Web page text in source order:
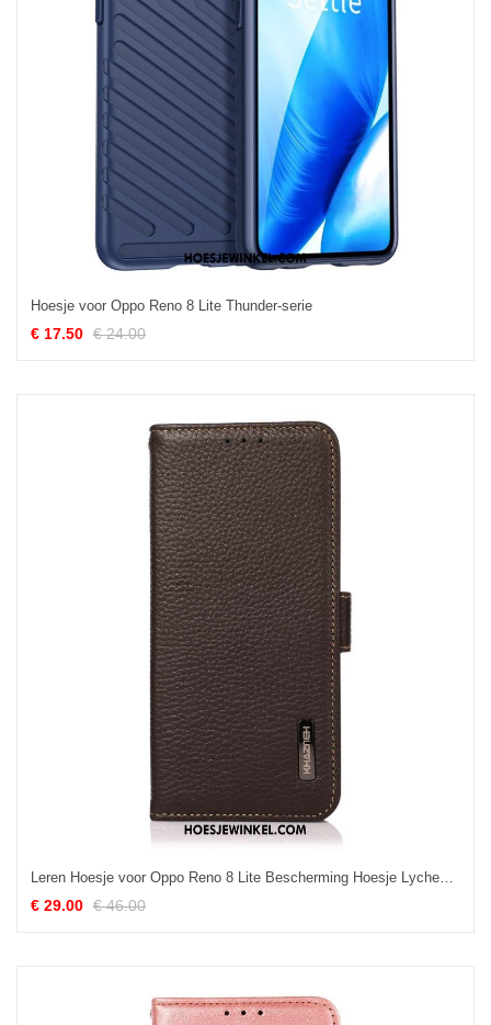
Hoesje voor Oppo Reno 8 Lite Thunder-serie
€ 17.50 € 24.00
Leren Hoesje voor Oppo Reno 8 Lite Bescherming Hoesje Lychee Lederen Khazneh Rfid Bescherming
€ 29.00 € 46.00